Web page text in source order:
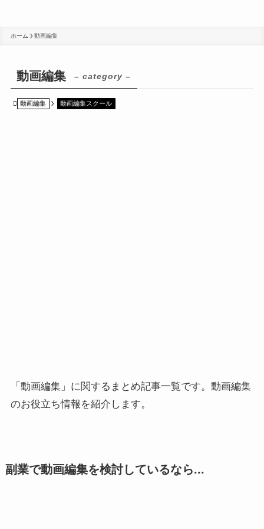
ホーム 動画編集
動画編集 – category –
動画編集 動画編集スクール
「動画編集」に関するまとめ記事一覧です。動画編集
のお役立ち情報を紹介します。
副業で動画編集を検討しているなら...